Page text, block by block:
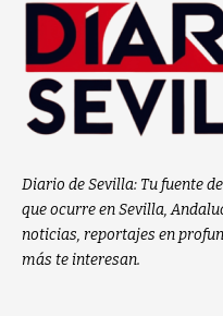
Diario de Sevilla: Tu fuente
que ocurre en Sevilla,
noticias, reportajes en
más te interesan.